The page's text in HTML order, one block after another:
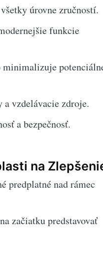
úrovne zručností.
funkcie
minimalizuje
vzdelávacie zdroje.
a bezpečnosť.
na
predplatné nad rámec
začiatku predstavovať